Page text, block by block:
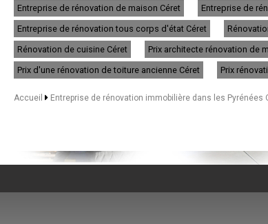
-
-
-
- Entreprise de
-
-
-
-
-
-
-
-
Entreprise de rénovation de maison Céret Entreprise de
Entreprise de rénovation tous corps d'état Céret
Rénovation de cuisine Céret
Prix architecte rénovation de
Prix d'une rénovation de toiture ancienne Céret
Prix
Accueil Entreprise de rénovation immobilière dans les Pyrénées